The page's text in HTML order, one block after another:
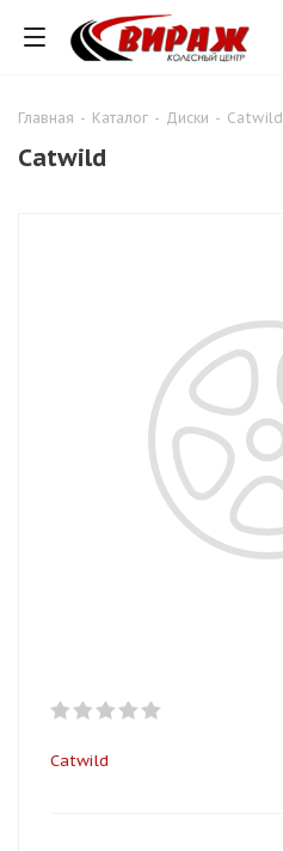
Главная - Каталог - Диски - Catwild
Catwild
Catwild